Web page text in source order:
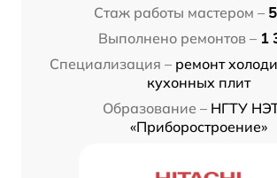
Стаж работы мастером –
Выполнено ремонтов – 1
Специализация – ремонт
кухонных плит
Образование – НГТУ
«Приборостроение»